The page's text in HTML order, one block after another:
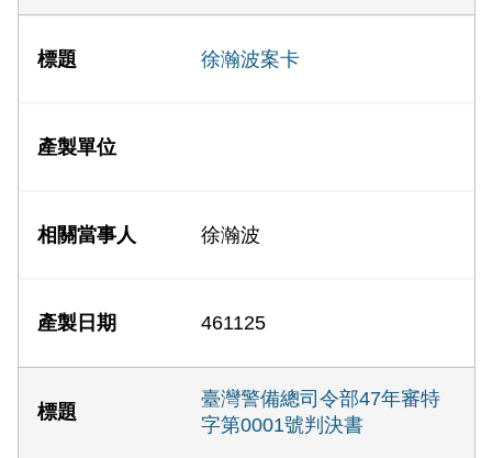
徐瀚波案卡
徐瀚波
461125
臺灣警備總司令部47年審特
字第0001號判決書